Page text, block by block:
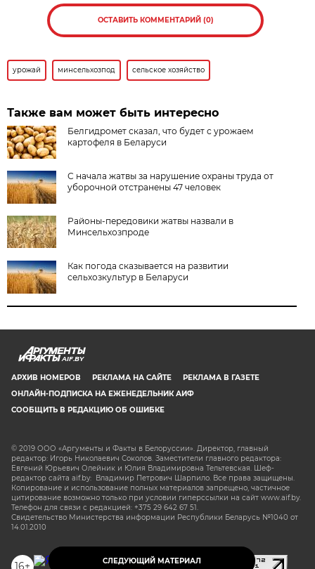
СЛЕДУЮЩИЙ МАТЕРИАЛ
ОСТАВИТЬ КОММЕНТАРИЙ (0)
урожай минсельхозпод сельское хозяйство
Также вам может быть интересно
Белгидромет сказал, что будет с урожаем
картофеля в Беларуси
С начала жатвы за нарушение охраны труда от
уборочной отстранены 47 человек
Районы-передовики жатвы назвали в
Минсельхозпроде
Как погода сказывается на развитии
сельхозкультур в Беларуси
AIF.BY
АРХИВ НОМЕРОВ РЕКЛАМА НА САЙТЕ
РЕКЛАМА В ГАЗЕТЕ
ОНЛАЙН-ПОДПИСКА НА ЕЖЕНЕДЕЛЬНИК АИФ
СООБЩИТЬ В РЕДАКЦИЮ ОБ ОШИБКЕ
© 2019 ООО «Аргументы и Факты в Белоруссии». Директор, главный
редактор: Игорь Николаевич Соколов. Заместители главного редактора:
Евгений Юрьевич Олейник и Юлия Владимировна Тельтевская. Шеф-
редактор сайта aif.by: Владимир Петрович Шарпило. Все права защищены.
Копирование и использование полных материалов запрещено, частичное
цитирование возможно только при условии гиперссылки на сайт www.aif.by.
Телефон для связи с редакцией: +375 29 642 67 51.
Свидетельство Министерства информации Республики Беларусь №1040 от
14.01.2010
16+